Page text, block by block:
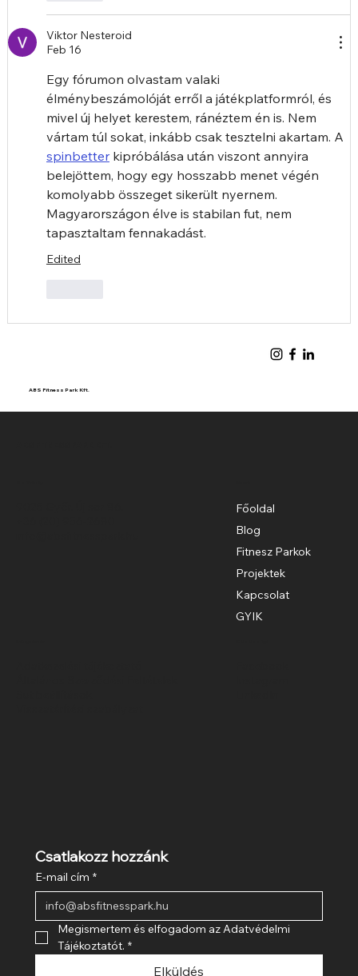
Viktor Nesteroid
Feb 16
Egy fórumon olvastam valaki
élménybeszámolóját erről a játékplatformról, és
mivel új helyet kerestem, ránéztem én is. Nem
vártam túl sokat, inkább csak tesztelni akartam. A
spinbetter kipróbálása után viszont annyira
belejöttem, hogy egy hosszabb menet végén
komolyabb összeget sikerült nyernem.
Magyarországon élve is stabilan fut, nem
tapasztaltam fennakadást.
Edited
ABS Fitness Park Kft.
Főoldal
Blog
Fitnesz Parkok
Projektek
Kapcsolat
GYIK
Csatlakozz hozzánk
E-mail cím *
Megismertem és elfogadom az Adatvédelmi
Tájékoztatót. *
Elküldés